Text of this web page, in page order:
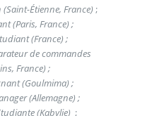
Étienne, France) ;
(Paris, France) ;
(France) ;
de commandes
France) ;
(Goulmima) ;
(Allemagne) ;
(Kabylie) ;